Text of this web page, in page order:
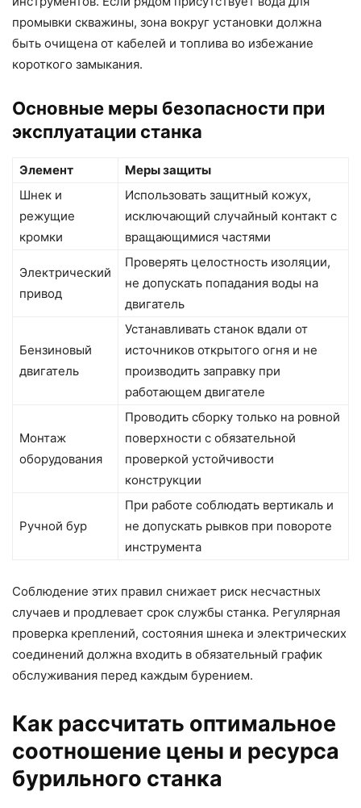
промывки скважины, зона вокруг установки должна
быть очищена от кабелей и топлива во избежание
короткого замыкания.
Основные меры безопасности при
эксплуатации станка
Элемент
Меры защиты
Шнек и
режущие
кромки
Использовать защитный кожух,
исключающий случайный контакт с
вращающимися частями
Электрический
привод
Проверять целостность изоляции,
не допускать попадания воды на
двигатель
Бензиновый
двигатель
Устанавливать станок вдали от
источников открытого огня и не
производить заправку при
работающем двигателе
Монтаж
оборудования
Проводить сборку только на ровной
поверхности с обязательной
проверкой устойчивости
конструкции
Ручной бур
При работе соблюдать вертикаль и
не допускать рывков при повороте
инструмента
Соблюдение этих правил снижает риск несчастных
случаев и продлевает срок службы станка. Регулярная
проверка креплений, состояния шнека и электрических
соединений должна входить в обязательный график
обслуживания перед каждым бурением.
Как рассчитать оптимальное
соотношение цены и ресурса
бурильного станка